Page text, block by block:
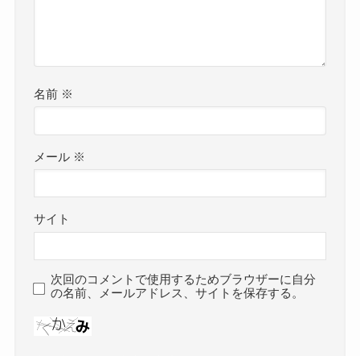
名前 ※
メール ※
サイト
次回のコメントで使用するためブラウザーに自分
の名前、メールアドレス、サイトを保存する。